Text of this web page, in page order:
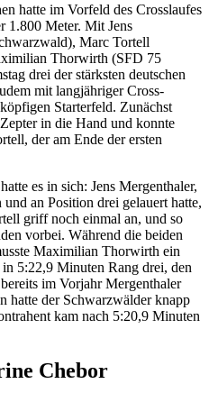
hatte im Vorfeld des Crosslaufes
1.800 Meter. Mit Jens
Marc Tortell
Thorwirth (SFD 75
drei der stärksten deutschen
mit langjähriger Cross-
Starterfeld. Zunächst
in die Hand und konnte
der am Ende der ersten
es in sich: Jens Mergenthaler,
an Position drei gelauert hatte,
griff noch einmal an, und so
vorbei. Während die beiden
Maximilian Thorwirth ein
5:22,9 Minuten Rang drei, den
im Vorjahr Mergenthaler
hatte der Schwarzwälder knapp
kam nach 5:20,9 Minuten
Chebor